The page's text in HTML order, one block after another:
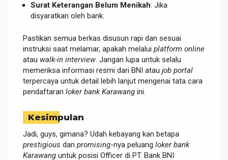
Surat Keterangan Belum Menikah: Jika
disyaratkan oleh bank.
Pastikan semua berkas disusun rapi dan sesuai
instruksi saat melamar, apakah melalui platform online
atau walk-in interview . Jangan lupa untuk selalu
memeriksa informasi resmi dari BNI atau job portal
terpercaya untuk detail lebih lanjut mengenai tata cara
pendaftaran loker bank Karawang ini.
Kesimpulan
Jadi, guys, gimana? Udah kebayang kan betapa
prestigious dan promising-nya peluang loker bank
Karawang untuk posisi Officer di PT. Bank BNI